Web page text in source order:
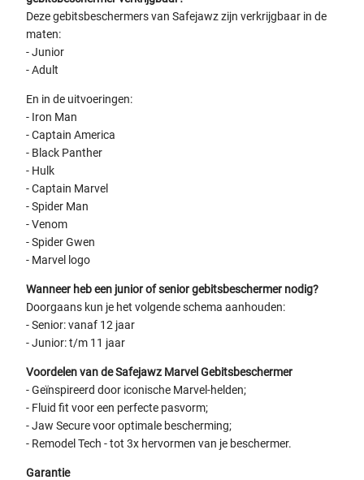
Deze gebitsbeschermers van Safejawz zijn verkrijgbaar in de
maten:
- Junior
- Adult
En in de uitvoeringen:
- Iron Man
- Captain America
- Black Panther
- Hulk
- Captain Marvel
- Spider Man
- Venom
- Spider Gwen
- Marvel logo
Wanneer heb een junior of senior gebitsbeschermer nodig?
Doorgaans kun je het volgende schema aanhouden:
- Senior: vanaf 12 jaar
- Junior: t/m 11 jaar
Voordelen van de Safejawz Marvel Gebitsbeschermer
- Geïnspireerd door iconische Marvel-helden;
- Fluid fit voor een perfecte pasvorm;
- Jaw Secure voor optimale bescherming;
- Remodel Tech - tot 3x hervormen van je beschermer.
Garantie